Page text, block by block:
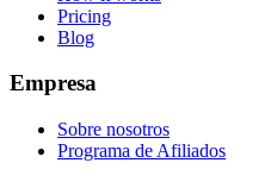
Pricing
Blog
Empresa
Sobre nosotros
Programa de Afiliados